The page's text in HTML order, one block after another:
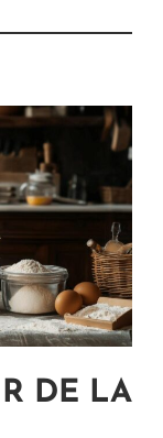
DE LA